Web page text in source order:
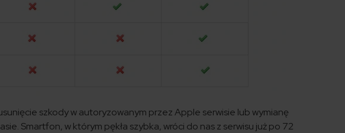
szkody w autoryzowanym przez Apple serwisie lub wymianę
Smartfon, w którym pękła szybka, wróci do nas z serwisu już po 72